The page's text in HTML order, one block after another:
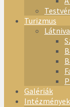
Turizmus
Galériák
Intézmények